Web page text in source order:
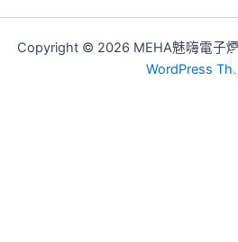
Copyright © 2026 MEHA魅嗨電子
WordPress